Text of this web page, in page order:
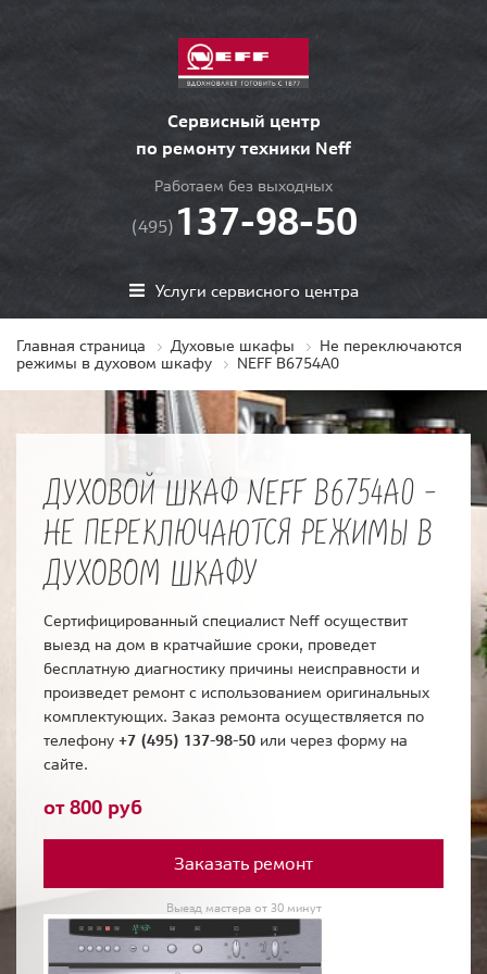
Сервисный центр
по ремонту техники Neff
Работаем без выходных
(495) 137-98-50
Услуги сервисного центра
Главная страница Духовые шкафы
Не переключаются
режимы в духовом шкафу
NEFF B6754A0
ДУХОВОЙ ШКАФ NEFF B6754A0 -
НЕ ПЕРЕКЛЮЧАЮТСЯ РЕЖИМЫ В
ДУХОВОМ ШКАФУ
Сертифицированный специалист Neff осуществит
выезд на дом в кратчайшие сроки, проведет
бесплатную диагностику причины неисправности и
произведет ремонт с использованием оригинальных
комплектующих. Заказ ремонта осуществляется по
телефону +7 (495) 137-98-50 или через форму на
сайте.
от 800 руб
Заказать ремонт
Выезд мастера от 30 минут